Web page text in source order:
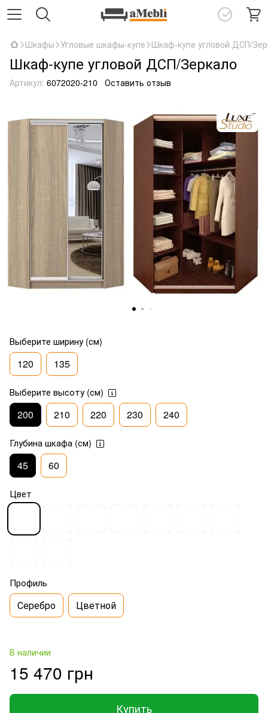
Шкафы Угловые шкафы-купе Шкаф-купе угловой ДСП/
Шкаф-купе угловой ДСП/Зеркало
Артикул: 6072020-210 Оставить отзыв
Выберите ширину (см)
120 135
Выберите высоту (см)
200 210 220 230 240
Глубина шкафа (см)
45 60
Цвет
Профиль
Серебро Цветной
В наличии
15 470 грн
Купить